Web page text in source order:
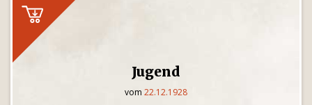
Jugend
vom 22.12.1928